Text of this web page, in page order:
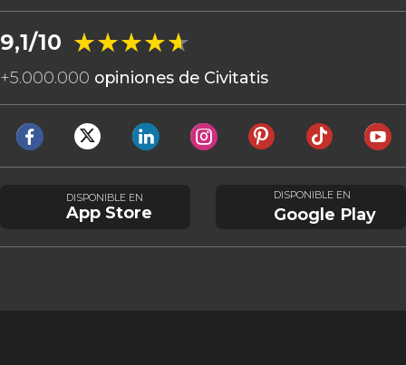
9,1/10 ★★★★★
★★★★★
+5.000.000 opiniones de Civitatis
DISPONIBLE EN
App Store
DISPONIBLE EN
Google Play